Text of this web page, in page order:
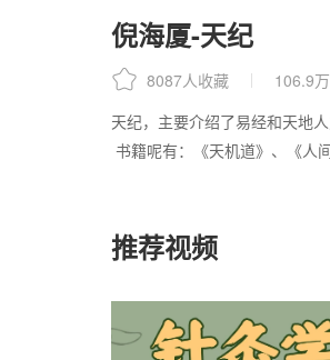
倪海厦-天纪
8087人收藏 106.9
天纪，主要介绍了易经和天地
书籍呢有：《天机道》、《人
推荐视频